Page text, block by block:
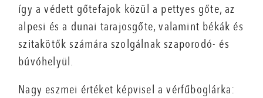
így a védett gőtefajok közül a pettyes gőte, az
alpesi és a dunai tarajosgőte, valamint békák és
szitakötők számára szolgálnak szaporodó- és
búvóhelyül.
Nagy eszmei értéket képvisel a vérfűboglárka: